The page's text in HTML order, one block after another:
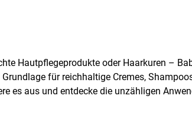
Hautpflegeprodukte oder Haarkuren –
für reichhaltige Cremes,
es aus und entdecke die unzähligen